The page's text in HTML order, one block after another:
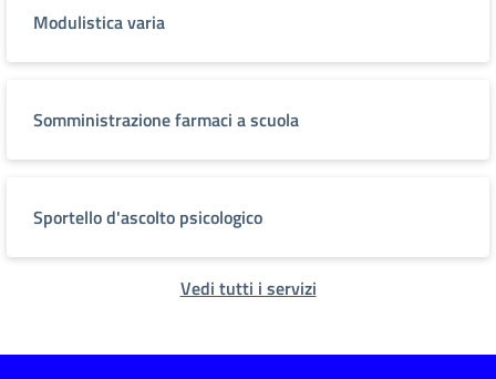
Modulistica varia
Somministrazione farmaci a scuola
Sportello d'ascolto psicologico
Vedi tutti i servizi